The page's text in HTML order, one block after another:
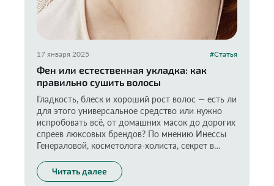
17 января 2025 #Статья
Фен или естественная укладка: как
правильно сушить волосы
Гладкость, блеск и хороший рост волос — есть ли
для этого универсальное средство или нужно
испробовать всё, от домашних масок до дорогих
спреев люксовых брендов? По мнению Инессы
Генераловой, косметолога-холиста, секрет в
об этом — в колонке эксперта по безопасности
товаров народного потребления и руководителя
Читать далее